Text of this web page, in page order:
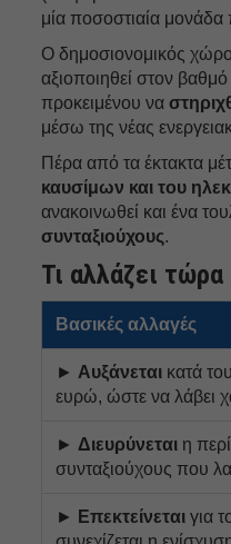
μία ποσοστιαία
Ο δημοσιονομικός
αξιοποιηθεί στον
προκειμένου να
μέσω της νέας
Πέρα από τα έκτακτα
καυσίμων και του
ανακοινωθεί και ένα
συνταξιούχους.
Τι αλλάζει τώρα
Βασικές αλλαγές
► Αυξάνεται κατά
ευρώ, ώστε να λάβει
►Διευρύνεται η
συνταξιούχους που
► Επεκτείνεται για